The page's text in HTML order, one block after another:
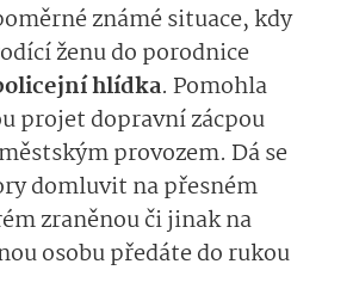
známé situace, kdy
ženu do porodnice
hlídka. Pomohla
projet dopravní zácpou
provozem. Dá se
domluvit na přesném
zraněnou či jinak na
osobu předáte do rukou